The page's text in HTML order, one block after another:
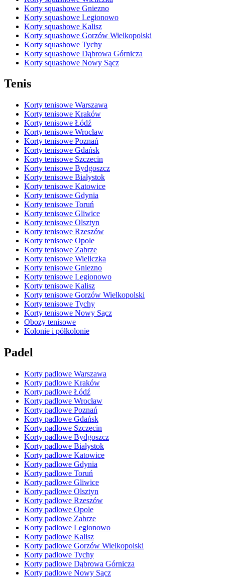
Korty squashowe Gniezno
Korty squashowe Legionowo
Korty squashowe Kalisz
Korty squashowe Gorzów Wielkopolski
Korty squashowe Tychy
Korty squashowe Dąbrowa Górnicza
Korty squashowe Nowy Sącz
Tenis
Korty tenisowe Warszawa
Korty tenisowe Kraków
Korty tenisowe Łódź
Korty tenisowe Wrocław
Korty tenisowe Poznań
Korty tenisowe Gdańsk
Korty tenisowe Szczecin
Korty tenisowe Bydgoszcz
Korty tenisowe Białystok
Korty tenisowe Katowice
Korty tenisowe Gdynia
Korty tenisowe Toruń
Korty tenisowe Gliwice
Korty tenisowe Olsztyn
Korty tenisowe Rzeszów
Korty tenisowe Opole
Korty tenisowe Zabrze
Korty tenisowe Wieliczka
Korty tenisowe Gniezno
Korty tenisowe Legionowo
Korty tenisowe Kalisz
Korty tenisowe Gorzów Wielkopolski
Korty tenisowe Tychy
Korty tenisowe Nowy Sącz
Obozy tenisowe
Kolonie i półkolonie
Padel
Korty padlowe Warszawa
Korty padlowe Kraków
Korty padlowe Łódź
Korty padlowe Wrocław
Korty padlowe Poznań
Korty padlowe Gdańsk
Korty padlowe Szczecin
Korty padlowe Bydgoszcz
Korty padlowe Białystok
Korty padlowe Katowice
Korty padlowe Gdynia
Korty padlowe Toruń
Korty padlowe Gliwice
Korty padlowe Olsztyn
Korty padlowe Rzeszów
Korty padlowe Opole
Korty padlowe Zabrze
Korty padlowe Legionowo
Korty padlowe Kalisz
Korty padlowe Gorzów Wielkopolski
Korty padlowe Tychy
Korty padlowe Dąbrowa Górnicza
Korty padlowe Nowy Sącz